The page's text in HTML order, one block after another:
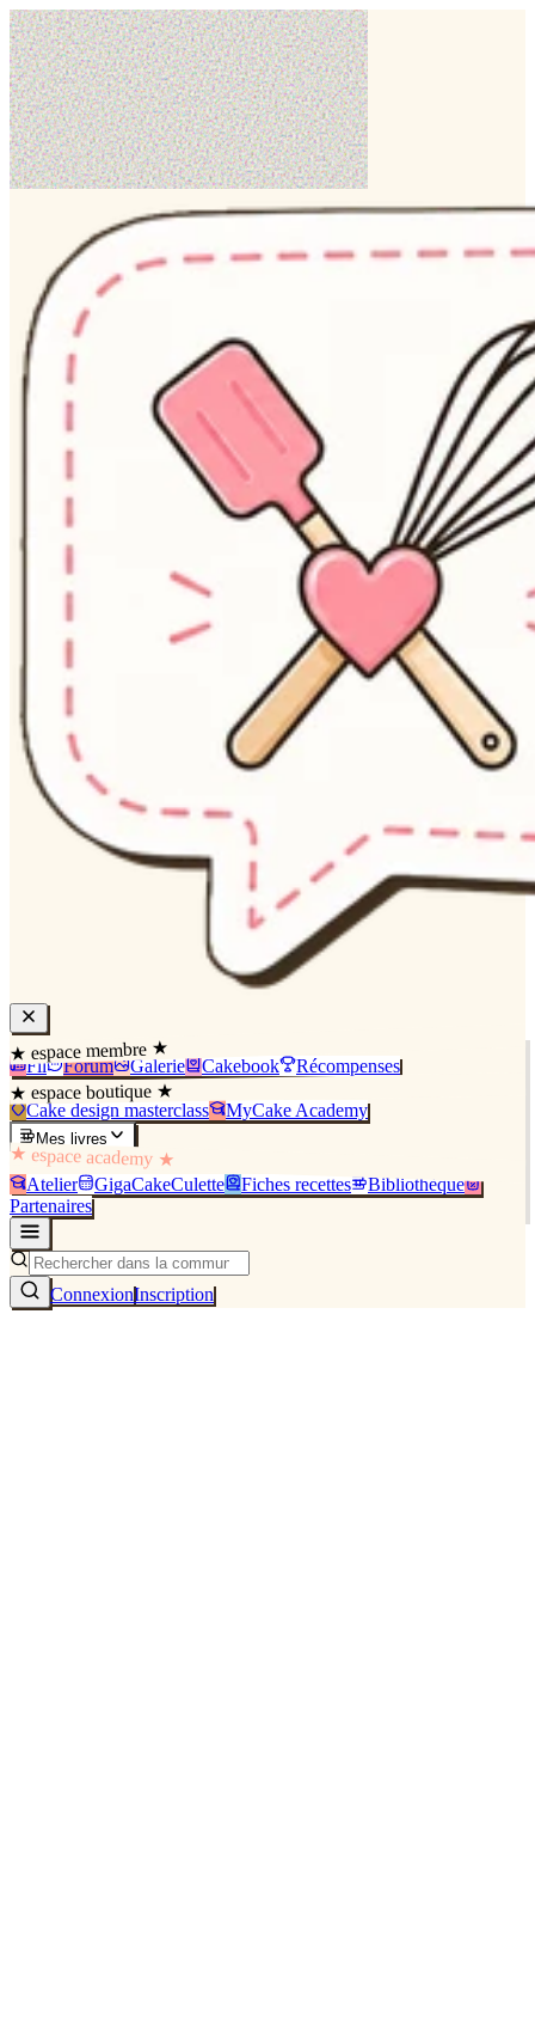
★ espace membre ★
Fil Forum Galerie Cakebook Récompenses
★ espace boutique ★
Cake design masterclass MyCake Academy
Mes livres
★ espace academy ★
Atelier GigaCakeCulette Fiches recettes
Bibliothèque
Partenaires
ConnexionInscription